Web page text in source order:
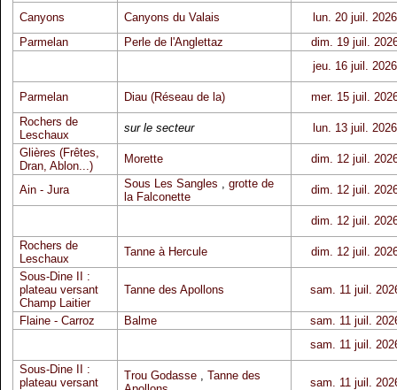
Canyons
Canyons du Valais
lun. 20 juil. 2026
Parmelan
Perle de l'Anglettaz
dim. 19 juil.
jeu. 16 juil. 2026
Parmelan Diau (Réseau de la)
mer. 15 juil.
Rochers de
Leschaux
sur le secteur
lun. 13 juil. 2026
Glières (Frêtes,
Dran, Ablon...)
Morette dim. 12 juil.
Ain - Jura Sous Les Sangles , grotte de
la Falconette
dim. 12 juil.
dim. 12 juil.
Rochers de
Leschaux
Tanne à Hercule
dim. 12 juil.
Sous-Dine II :
plateau versant
Champ Laitier
Tanne des Apollons sam. 11 juil.
Flaine - Carroz Balme
sam. 11 juil.
sam. 11 juil.
Sous-Dine II :
plateau versant
Trou Godasse, Tanne des
sam. 11 juil.